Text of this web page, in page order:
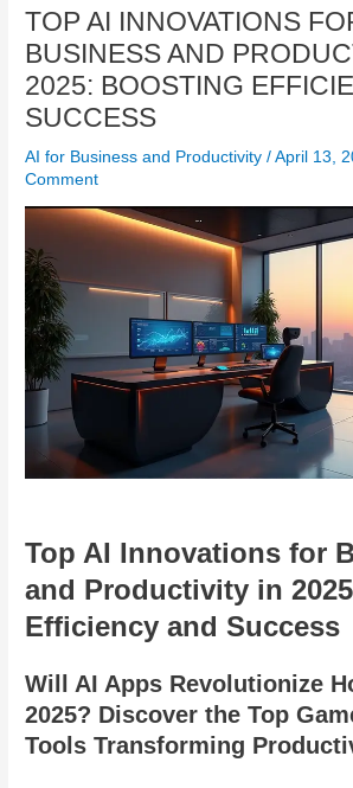
TOP AI INNOVATIONS
BUSINESS AND
2025: BOOSTING
SUCCESS
AI for Business and Productivity /April 13,
Comment
Top AI Innovations for
and Productivity in
Efficiency and Success
Will AI Apps Revolutionize
2025? Discover the Top
Tools Transforming